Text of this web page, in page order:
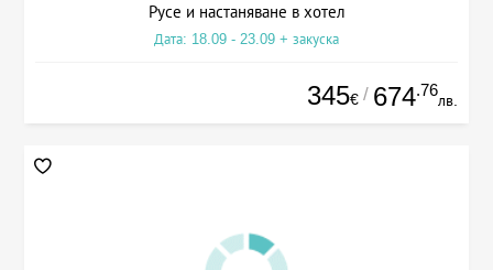
Русе и настаняване в хотел
Дата: 18.09 - 23.09 + закуска
345€ / 674.76
лв.